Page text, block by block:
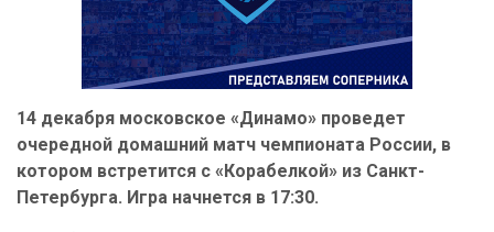
14 декабря московское «Динамо» проведет
очередной домашний матч чемпионата России, в
котором встретится с «Корабелкой» из Санкт-
Петербурга. Игра начнется в 17:30.